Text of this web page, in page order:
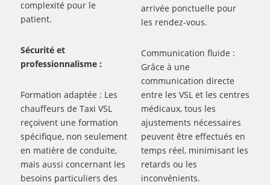
complexité pour le
patient.
Sécurité et
professionnalisme :
Formation adaptée : Les
chauffeurs de Taxi VSL
reçoivent une formation
spécifique, non seulement
en matière de conduite,
mais aussi concernant les
besoins particuliers des
arrivée ponctuelle pour
les rendez-vous.
Communication fluide :
Grâce à une
communication directe
entre les VSL et les centres
médicaux, tous les
ajustements nécessaires
peuvent être effectués en
temps réel, minimisant les
retards ou les
inconvénients.